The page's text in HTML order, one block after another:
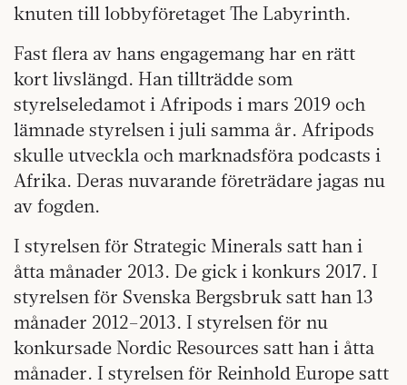
knuten till lobbyföretaget The Labyrinth.
Fast flera av hans engagemang har en rätt
kort livslängd. Han tillträdde som
styrelseledamot i Afripods i mars 2019 och
lämnade styrelsen i juli samma år. Afripods
skulle utveckla och marknadsföra podcasts i
Afrika. Deras nuvarande företrädare jagas nu
av fogden.
I styrelsen för Strategic Minerals satt han i
åtta månader 2013. De gick i konkurs 2017. I
styrelsen för Svenska Bergsbruk satt han 13
månader 2012–2013. I styrelsen för nu
konkursade Nordic Resources satt han i åtta
månader. I styrelsen för Reinhold Europe satt